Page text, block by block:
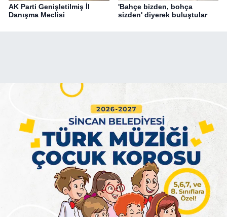
AK Parti Genişletilmiş İl
Danışma Meclisi
'Bahçe bizden, bohça
sizden' diyerek buluştular